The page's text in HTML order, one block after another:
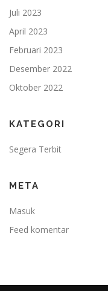
Juli 2023
April 2023
Februari 2023
Desember 2022
Oktober 2022
KATEGORI
Segera Terbit
META
Masuk
Feed komentar